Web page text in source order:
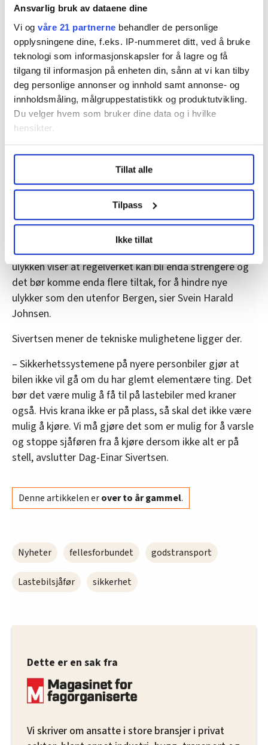
Ansvarlig bruk av dataene dine
Vi og våre 21 partnerne behandler de personlige
opplysningene dine, f.eks. IP-nummeret ditt, ved å bruke
teknologi som informasjonskapsler for å lagre og få
tilgang til informasjon på enheten din, sånn at vi kan tilby
deg personlige annonser og innhold samt annonse- og
innholdsmåling, målgruppestatistikk og produktutvikling.
Du velger hvem som bruker dine data og i hvilke
hensikter.
Undermer infokan du lese om hvordan dine personlige
data behandles og hvordan du kan velge hvordan de skal
brukes. Du kan hele tiden endre eller trekke tilbake ditt
samtykke fra erklæringen om informasjonskapsler.
LO Medias publikasjoner frifagbevegelse.no, hk-nytt.no
og fontene.no bruker informasjonskapsler (cookies) for å
lære hvordan våre nettsider blir brukt slik at vi tilby
relevant innhold, tilpassede annonser og utarbeide
statistikk.
Vi deler bare informasjon om hvordan du bruker
nettstedet med LO Medias egne samarbeidspartnere
oversikten lengre ned på denne siden.
Tillat alle
Tilpass
Ikke tillat
Det er heller ikke noe forbud om å kjøre med
totalhøyde på mer enn 4,5 meter, men da må det
ekstra merking til.
– Da må jo også sjåføren planlegge ruta slik at man
unngår broer eller underganger som er så lave at man
ikke kan passere, påpeker Johnsen.
– Reglene kan bli enda strengere
Han forteller at ulykken utenfor Bergen ble diskutert
blant sjåførene på Transportsentralen.
– Da jeg begynte var det nærmest ikke noen
sikkerhetsregler i det hele tatt. Nå er det blitt
vanskeligere å gjøre menneskelige feil, men den
ulykken viser at regelverket kan bli enda strengere og
det bør komme enda flere tiltak, for å hindre nye
ulykker som den utenfor Bergen, sier Svein Harald
Johnsen.
Sivertsen mener de tekniske mulighetene ligger der.
– Sikkerhetssystemene på nyere personbiler gjør at
bilen ikke vil gå om du har glemt elementære ting. Det
bør det være mulig å få til på lastebiler med kraner
også. Hvis krana ikke er på plass, så skal det ikke være
mulig å kjøre. Vi må gjøre det som er mulig for å varsle
og stoppe sjåføren fra å kjøre dersom ikke alt er på
stell, avslutter Dag-Einar Sivertsen.
Denne artikkelen erover to år gammel.
Nyheter fellesforbundet godstransport
Lastebilsjåfør sikkerhet
Dette er en sak fra
Vi skriver om ansatte i store bransjer i privat